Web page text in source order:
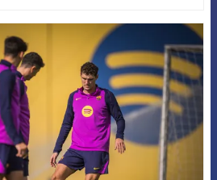
FCB Barcelona badge